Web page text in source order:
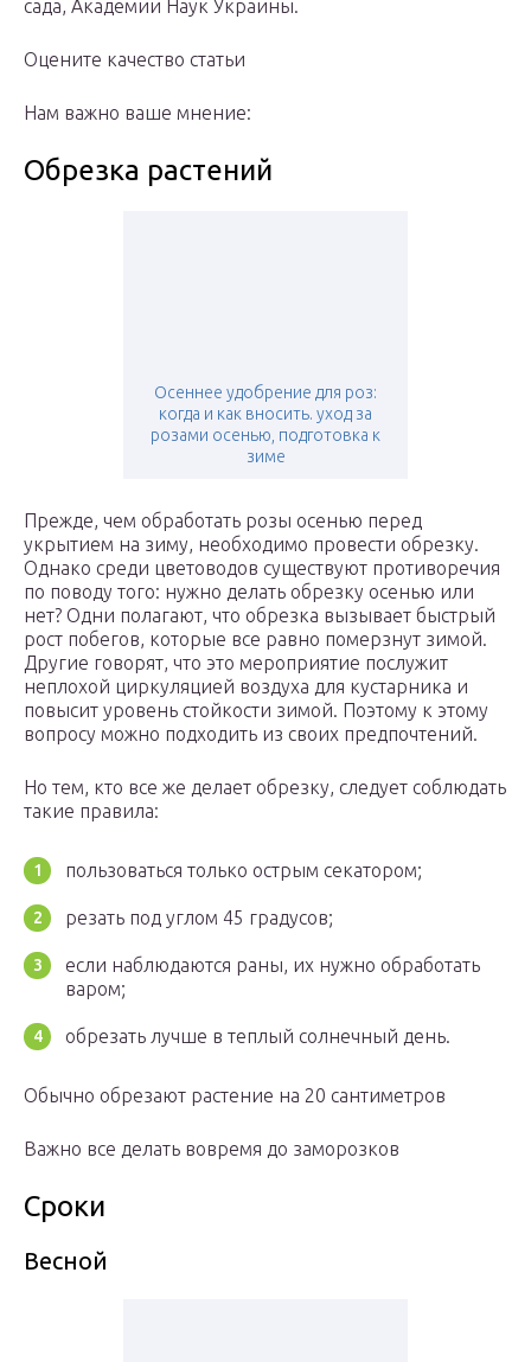
сада, Академии Наук Украины.
Оцените качество статьи
Нам важно ваше мнение:
Обрезка растений
Осеннее удобрение для роз:
когда и как вносить. уход за
розами осенью, подготовка к
зиме
Прежде, чем обработать розы осенью перед
укрытием на зиму, необходимо провести обрезку.
Однако среди цветоводов существуют противоречия
по поводу того: нужно делать обрезку осенью или
нет? Одни полагают, что обрезка вызывает быстрый
рост побегов, которые все равно померзнут зимой.
Другие говорят, что это мероприятие послужит
неплохой циркуляцией воздуха для кустарника и
повысит уровень стойкости зимой. Поэтому к этому
вопросу можно подходить из своих предпочтений.
Но тем, кто все же делает обрезку, следует соблюдать
такие правила:
пользоваться только острым секатором;
резать под углом 45 градусов;
если наблюдаются раны, их нужно обработать
варом;
обрезать лучше в теплый солнечный день.
Обычно обрезают растение на 20 сантиметров
Важно все делать вовремя до заморозков
Сроки
Весной